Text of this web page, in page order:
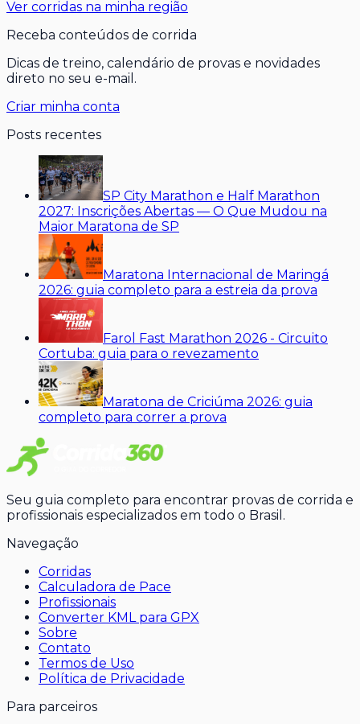
Ver corridas na minha região
Receba conteúdos de corrida
Dicas de treino, calendário de provas e novidades
direto no seu e-mail.
Criar minha conta
Posts recentes
SP City Marathon e Half Marathon
2027: Inscrições Abertas — O Que Mudou na
Maior Maratona de SP
Maratona Internacional de Maringá
2026: guia completo para a estreia da prova
Farol Fast Marathon 2026 - Circuito
Cortuba: guia para o revezamento
Maratona de Criciúma 2026: guia
completo para correr a prova
Seu guia completo para encontrar provas de corrida e
profissionais especializados em todo o Brasil.
Navegação
Corridas
Calculadora de Pace
Profissionais
Converter KML para GPX
Sobre
Contato
Termos de Uso
Política de Privacidade
Para parceiros